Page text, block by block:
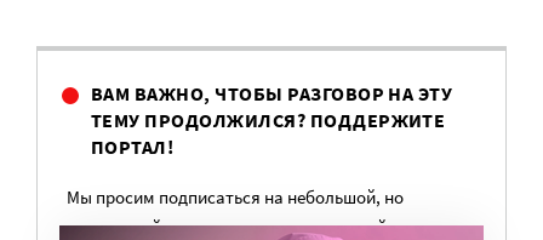
ВАМ ВАЖНО, ЧТОБЫ РАЗГОВОР НА ЭТУ
ТЕМУ ПРОДОЛЖИЛСЯ? ПОДДЕРЖИТЕ
ПОРТАЛ!
Мы просим подписаться на небольшой, но
регулярный платеж в пользу нашего сайта.